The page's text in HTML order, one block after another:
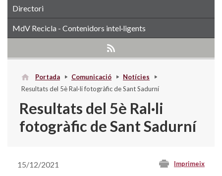
Directori
MdV Recicla - Contenidors intel·ligents
Portada Comunicació
Notícies
Resultats del 5è Ral·li fotogràfic de Sant Sadurní
Resultats del 5è Ral·li
fotogràfic de Sant Sadurní
Imprimeix
15/12/2021